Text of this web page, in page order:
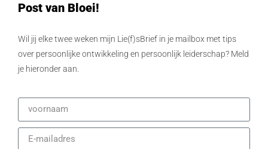
Post van Bloei!
Wil jij elke twee weken mijn Lie(f)sBrief in je mailbox met tips
over persoonlijke ontwikkeling en persoonlijk leiderschap? Meld
je hieronder aan.